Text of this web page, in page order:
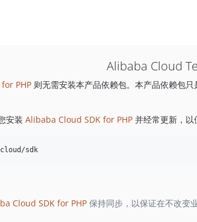
Alibaba Cloud
PHP 则无需安装本产品依赖包。本产品依赖包只
安装 Alibaba Cloud SDK for PHP 并经常更新，以
Cloud SDK for PHP保持同步，以保证在不改变